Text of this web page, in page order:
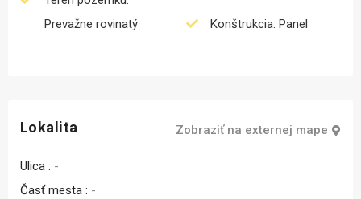
Prevažne rovinatý
Konštrukcia: Panel
Lokalita Zobraziť na externej mape
Ulica : -
Časť mesta : -